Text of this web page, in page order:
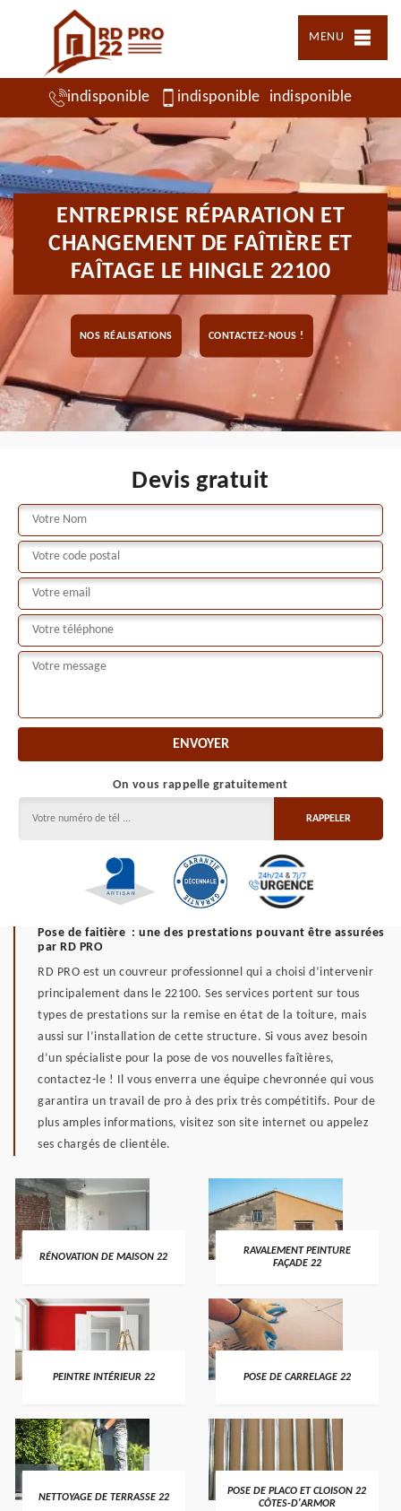
MENU
indisponible indisponible indisponible
ENTREPRISE RÉPARATION ET
CHANGEMENT DE FAÎTIÈRE ET
FAÎTAGE LE HINGLE 22100
NOS RÉALISATIONS CONTACTEZ-NOUS !
Devis gratuit
On vous rappelle gratuitement
Pose de faitière : une des prestations pouvant être assurées
par RD PRO
RD PRO est un couvreur professionnel qui a choisi d’intervenir
principalement dans le 22100. Ses services portent sur tous
types de prestations sur la remise en état de la toiture, mais
aussi sur l’installation de cette structure. Si vous avez besoin
d’un spécialiste pour la pose de vos nouvelles faîtières,
contactez-le ! Il vous enverra une équipe chevronnée qui vous
garantira un travail de pro à des prix très compétitifs. Pour de
plus amples informations, visitez son site internet ou appelez
ses chargés de clientèle.
RÉNOVATION DE MAISON 22
RAVALEMENT PEINTURE
FAÇADE 22
PEINTRE INTÉRIEUR 22 POSE DE CARRELAGE 22
NETTOYAGE DE TERRASSE 22
POSE DE PLACO ET CLOISON 22
CÔTES-D'ARMOR